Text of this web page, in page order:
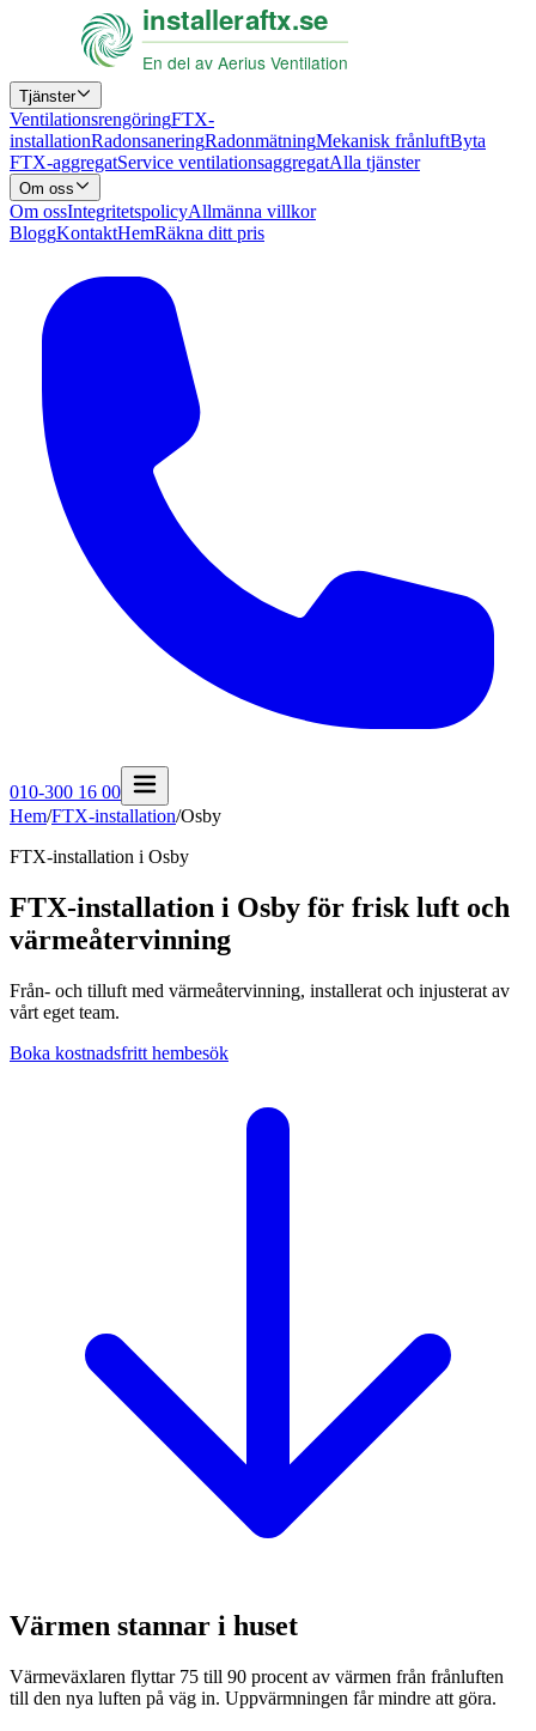
Tjänster
VentilationsrengöringFTX-
installationRadonsaneringRadonmätningMekanisk frånluftByta
FTX-aggregatService ventilationsaggregatAlla tjänster
Om oss
Om ossIntegritetspolicyAllmänna villkor
BloggKontaktHemRäkna ditt pris
010-300 16 00
Hem/FTX-installation/Osby
FTX-installation i Osby
FTX-installation i Osby för frisk luft och
värmeåtervinning
Från- och tilluft med värmeåtervinning, installerat och injusterat av
vårt eget team.
Boka kostnadsfritt hembesök
Värmen stannar i huset
Värmeväxlaren flyttar 75 till 90 procent av värmen från frånluften
till den nya luften på väg in. Uppvärmningen får mindre att göra.